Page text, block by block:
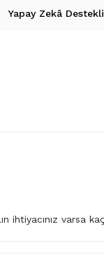
Yapay Zekâ
varsa